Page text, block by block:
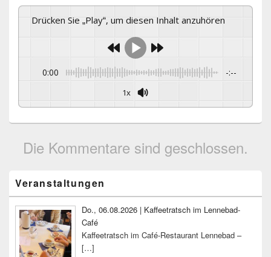
Drücken Sie „Play“, um diesen Inhalt anzuhören
0:00 -:--
1x
Die Kommentare sind geschlossen.
Seitenleisten-
Widgetbereich
Veranstaltungen
Do., 06.08.2026 | Kaffeetratsch im Lennebad-
Café
Kaffeetratsch im Café-Restaurant Lennebad –
[…]